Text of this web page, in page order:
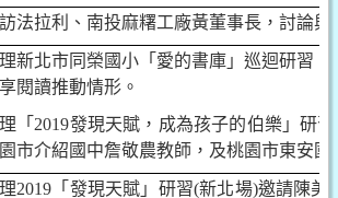
法拉利、南投麻糬工廠黃董事長，討論
新北市同榮國小「愛的書庫」巡迴研習
閱讀推動情形。
「 2019發現天賦，成為孩子的伯樂」研習
市介紹國中詹敬農教師，及桃園市東安
2019 「發現天賦」研習(新北場)邀請陳美